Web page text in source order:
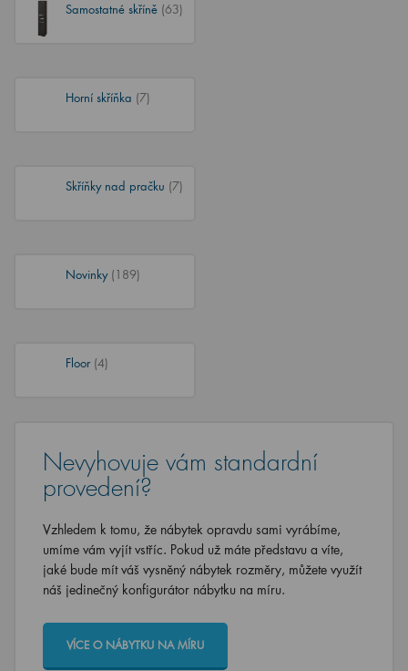
Samostatné skříně (63)
Horní skříňka (7)
Skříňky nad pračku (7)
Novinky (189)
Floor (4)
Nevyhovuje vám standardní
provedení?
Vzhledem k tomu, že nábytek opravdu sami vyrábíme,
umíme vám vyjít vstříc. Pokud už máte představu a víte,
jaké bude mít váš vysněný nábytek rozměry, můžete využít
náš jedinečný konfigurátor nábytku na míru.
VÍCE O NÁBYTKU NA MÍRU